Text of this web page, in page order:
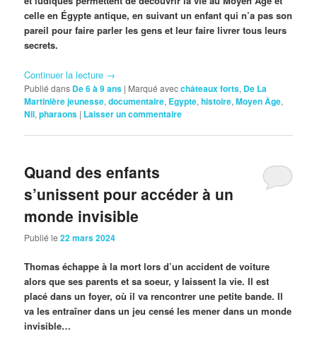
celle en Égypte antique, en suivant un enfant qui n’a pas son
pareil pour faire parler les gens et leur faire livrer tous leurs
secrets.
Continuer la lecture →
Publié dans De 6 à 9 ans | Marqué avecchâteaux forts, De La
Martinière jeunesse,documentaire, Egypte,histoire,Moyen Âge,
Nil,pharaons | Laisser un commentaire
Quand des enfants
s’unissent pour accéder à un
monde invisible
Publié le22 mars 2024
Thomas échappe à la mort lors d’un accident de voiture
alors que ses parents et sa soeur, y laissent la vie. Il est
placé dans un foyer, où il va rencontrer une petite bande. Il
va les entraîner dans un jeu censé les mener dans un monde
invisible…